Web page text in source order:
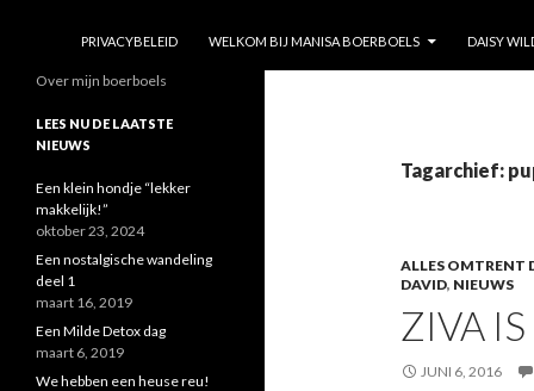
PRIVACYBELEID
WELKOM BIJ MANISA BOERBOELS DAISY
Tagarchief:
ALLES OMTRENT
DAVID, NIEUWS
ZIVA
JUNI 6, 2016
Over mijn boerboels
LEES NU DE LAATSTE
NIEUWS
Een klein hondje “lekker
makkelijk!”
oktober 23, 2024
Een nostalgische wandeling
deel 1
maart 16, 2019
Een Milde Detox dag
maart 6, 2019
We hebben een heuse reu!